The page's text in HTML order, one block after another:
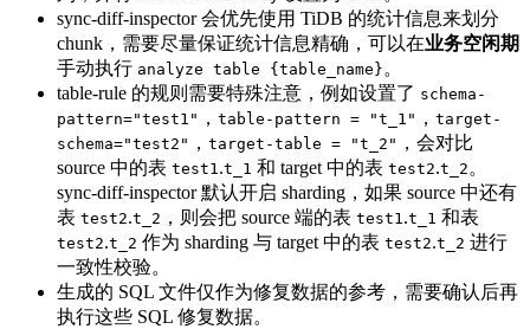
sync-diff-inspector 会优先使用 TiDB 的统计信息来划分
chunk，需要尽量保证统计信息精确，可以在业务空闲期
手动执行 analyze table {table_name} 。
table-rule 的规则需要特殊注意，例如设置了 schema-
pattern="test1" ， table-pattern = "t_1" ， target-
schema="test2" ， target-table = "t_2" ，会对比
source 中的表 test1.t_1 和 target 中的表 test2.t_2 。
sync-diff-inspector 默认开启 sharding，如果 source 中还有
表 test2.t_2 ，则会把 source 端的表 test1.t_1 和表
test2.t_2 作为 sharding 与 target 中的表 test2.t_2 进行
一致性校验。
生成的 SQL 文件仅作为修复数据的参考，需要确认后再
执行这些 SQL 修复数据。